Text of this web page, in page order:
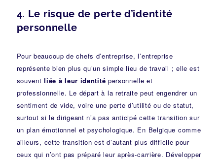
4. Le risque de perte d’identité
personnelle
Pour beaucoup de chefs d’entreprise, l’entreprise
représente bien plus qu’un simple lieu de travail ; elle est
souventliée à leur identité personnelle et
professionnelle. Le départ à la retraite peut engendrer un
sentiment de vide, voire une perte d’utilité ou de statut,
surtout si le dirigeant n’a pas anticipé cette transition sur
un plan émotionnel et psychologique. En Belgique comme
ailleurs, cette transition est d’autant plus difficile pour
ceux qui n’ont pas préparé leur après-carrière. Développer